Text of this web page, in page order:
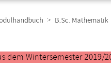
B.Sc. Mathematik
dem Wintersemester